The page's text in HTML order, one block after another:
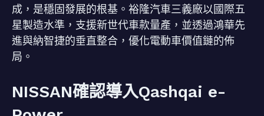
成，是穩固發展的根基。裕隆汽車三義廠以國際五
星製造水準，支援新世代車款量產，並透過鴻華先
進與納智捷的垂直整合，優化電動車價值鏈的佈
局。
NISSAN確認導入Qashqai e-